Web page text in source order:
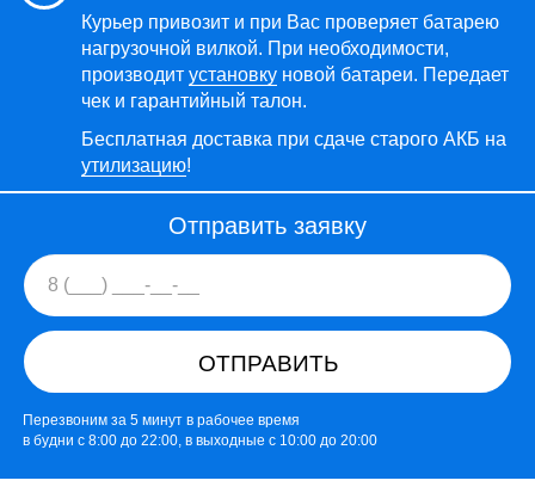
Курьер привозит и при Вас проверяет батарею
нагрузочной вилкой. При необходимости,
производит установку новой батареи. Передает
чек и гарантийный талон.
Бесплатная доставка при сдаче старого АКБ на
утилизацию!
Отправить заявку
ОТПРАВИТЬ
Перезвоним за 5 минут в рабочее время
в будни с 8:00 до 22:00, в выходные с 10:00 до 20:00